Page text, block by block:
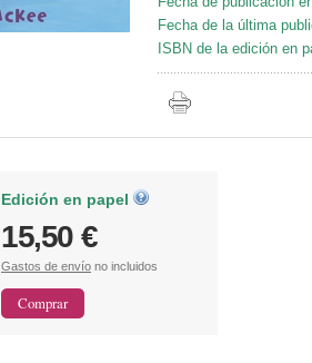
Fecha de la última
ISBN de la edición en
Edición en papel
15,50 €
Gastos de envío no incluidos